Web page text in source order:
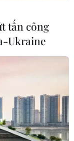
tấn công
Ukraine